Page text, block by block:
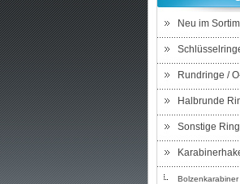
Neu im
Rundringe /
Halbrunde
Sonstige